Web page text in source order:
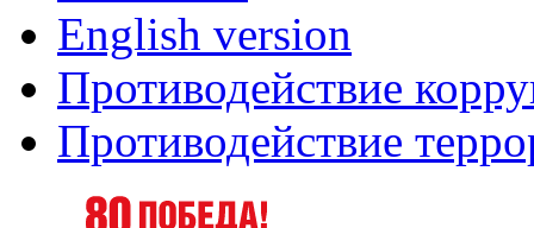
English version
Противодействие
Противодействие